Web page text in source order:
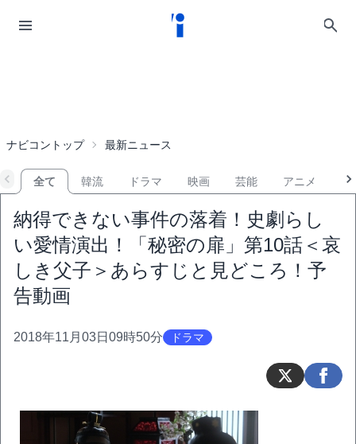
ナビコントップ 最新ニュース
全て 韓流 ドラマ 映画 芸能 アニメ
納得できない事件の落着！史劇らし
い愛情演出！「秘密の扉」第10話＜哀
しき父子＞あらすじと見どころ！予
告動画
2018年11月03日09時50分 ドラマ